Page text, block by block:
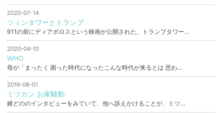
2020-07-14
ツィンタワーとトランプ
911の前にディアボロスという映画が公開された。トランプタワー…
2020-04-10
WHO
母が「まったく 困った時代になったこんな時代が来るとは 思わ…
2019-06-01
ミツカン お家騒動
婿どののインタビューをみていて、他へ訴えかけることが、ミツ…